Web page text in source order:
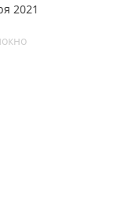
2021